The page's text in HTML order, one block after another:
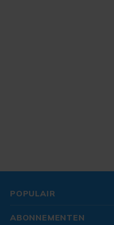
POPULAIR
ABONNEMENTEN